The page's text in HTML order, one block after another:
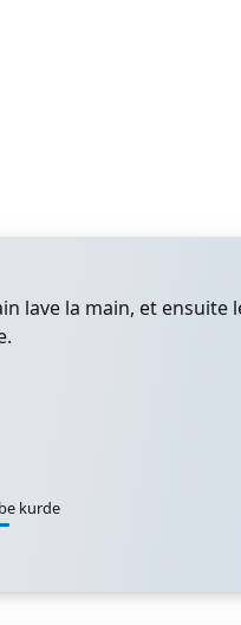
lave la main, et ensuite
kurde